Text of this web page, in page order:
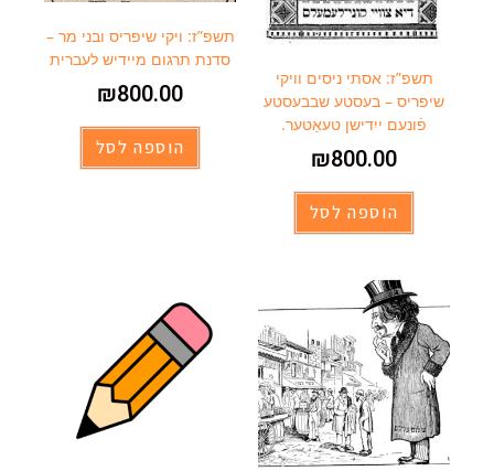
תשפ”ז: אסתי ניסים וויקי
שיפריס – בעסטע שבבעסטע
פֿונעם ייִדישן טעאַטער.
₪800.00
הוספה לסל
תשפ”ז: ויקי שיפריס ובני מר –
סדנת תרגום מיידיש לעברית
₪800.00
הוספה לסל